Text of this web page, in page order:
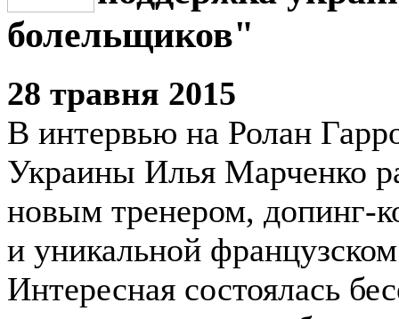
болельщиков"
28 травня 2015
В интервью на Ролан
Украины Илья Марченко
новым тренером, допинг-
и уникальной
Интересная состоялась